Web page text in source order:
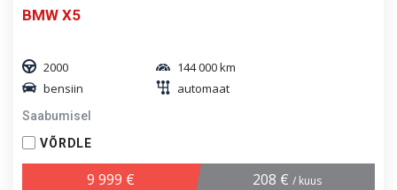
BMW X5
2000
144 000 km
bensiin
automaat
Saabumisel
VÕRDLE
9 999 € 208 € / kuus